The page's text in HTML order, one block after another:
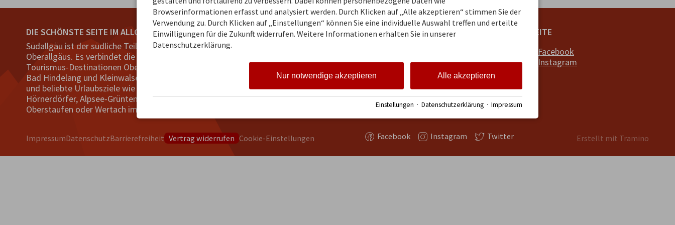
DIE SCHÖNSTE SEITE IM ALLGÄU
Südallgäu ist der südliche Teil des
Oberallgäus. Es verbindet die
Tourismus-Destinationen Oberstdorf,
Bad Hindelang und Kleinwalsertal
und beliebte Urlaubsziele wie die
Hörnerdörfer, Alpsee-Grünten,
Oberstaufen oder Wertach im Allgäu.
ÜBER UNS
Hinter "Südallgäu" steckt das Team
Unser Ziel ist ein attraktives
touristisches Portal, welches für
Gäste und Leistungsträger im
südlichen Oberallgäu eine starke
NETZWERK & REICHWEITE
Facebook
ca. 18.400 Abos bei Instagram
ImpressumDatenschutzBarrierefreiheit Vertrag widerrufen Cookie-Einstellungen Facebook Instagram Twitter Erstellt mit Tramino
Browserinformationen erfasst und analysiert werden. Durch Klicken auf „Alle akzeptieren“ stimmen Sie der
Verwendung zu. Durch Klicken auf „Einstellungen“ können Sie eine individuelle Auswahl treffen und erteilte
Einwilligungen für die Zukunft widerrufen. Weitere Informationen erhalten Sie in unserer
Datenschutzerklärung.
Alle akzeptieren
Nur notwendige akzeptieren
Einstellungen · Datenschutzerklärung · Impressum